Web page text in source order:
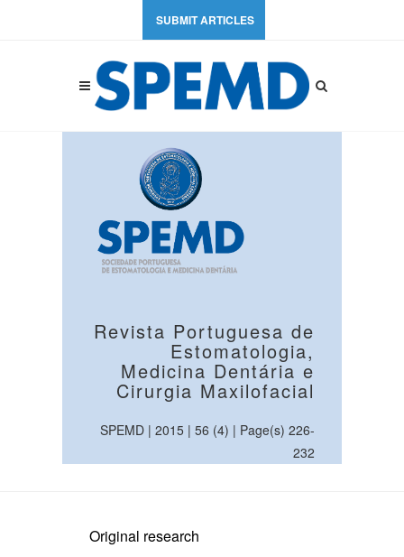
SUBMIT ARTICLES
Revista Portuguesa de
Estomatologia,
Medicina Dentária e
Cirurgia Maxilofacial
SPEMD | 2015 | 56 (4) | Page(s) 226-
232
Original research